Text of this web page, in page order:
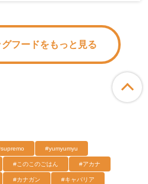
フードをもっと見る
#yumyumyu
#このこのごはん #アカナ
#カナガン #キャバリア